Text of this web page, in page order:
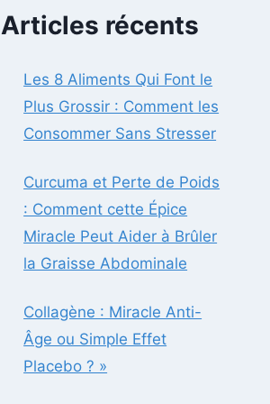
Articles récents
Les 8 Aliments Qui Font le
Plus Grossir : Comment les
Consommer Sans Stresser
Curcuma et Perte de Poids
: Comment cette Épice
Miracle Peut Aider à Brûler
la Graisse Abdominale
Collagène : Miracle Anti-
Âge ou Simple Effet
Placebo ? »